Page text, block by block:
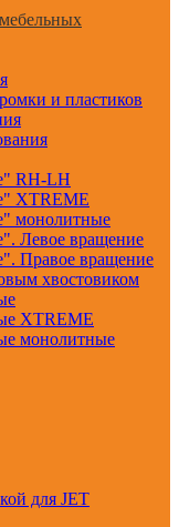
и пластиков
RH-LH
XTREME
монолитные
Левое вращение
Правое вращение
хвостовиком
XTREME
монолитные
для JET